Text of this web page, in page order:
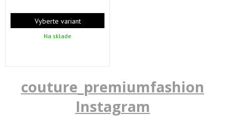
Vyberte variant
Na sklade
couture_premiumfashion
Instagram